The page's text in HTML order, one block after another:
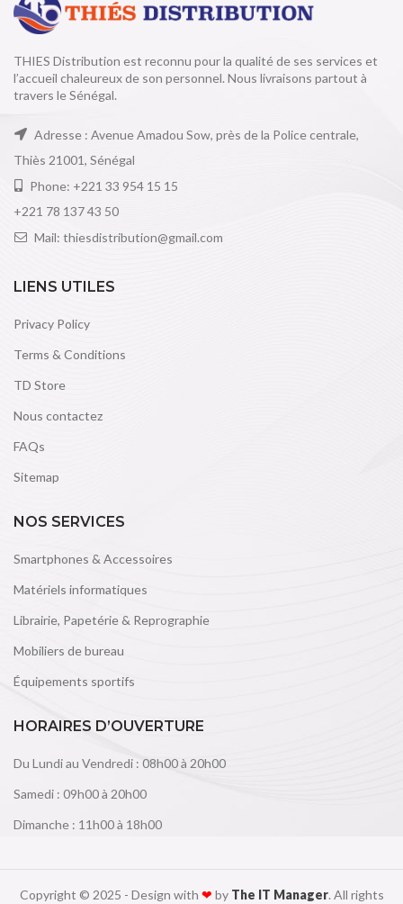
THIES Distribution est reconnu pour la qualité de ses services et
l’accueil chaleureux de son personnel. Nous livraisons partout à
travers le Sénégal.
Adresse : Avenue Amadou Sow, près de la Police centrale,
Thiès 21001, Sénégal
Phone: +221 33 954 15 15
+221 78 137 43 50
Mail: thiesdistribution@gmail.com
LIENS UTILES
Privacy Policy
Terms & Conditions
TD Store
Nous contactez
FAQs
Sitemap
NOS SERVICES
Smartphones & Accessoires
Matériels informatiques
Librairie, Papetérie & Reprographie
Mobiliers de bureau
Équipements sportifs
HORAIRES D’OUVERTURE
Du Lundi au Vendredi : 08h00 à 20h00
Samedi : 09h00 à 20h00
Dimanche : 11h00 à 18h00
Copyright © 2025 - Design with ❤ by The IT Manager. All rights